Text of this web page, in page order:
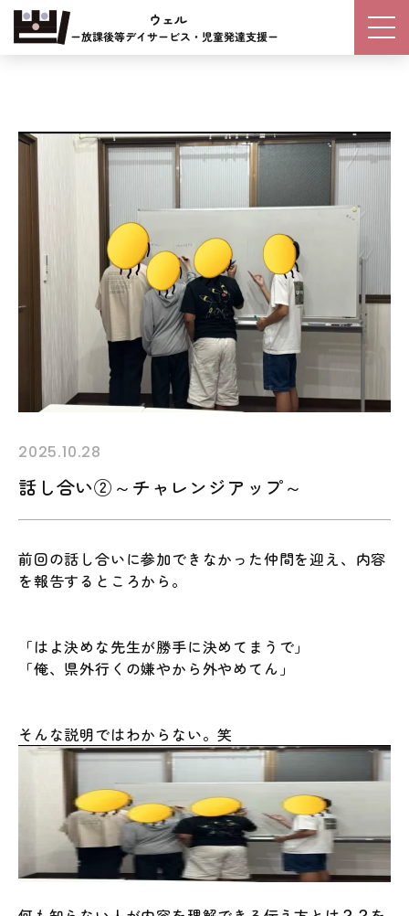
2025.10.28
話し合い②～チャレンジアップ～
前回の話し合いに参加できなかった仲間を迎え、内容
を報告するところから。
「はよ決めな先生が勝手に決めてまうで」
「俺、県外行くの嫌やから外やめてん」
そんな説明ではわからない。笑